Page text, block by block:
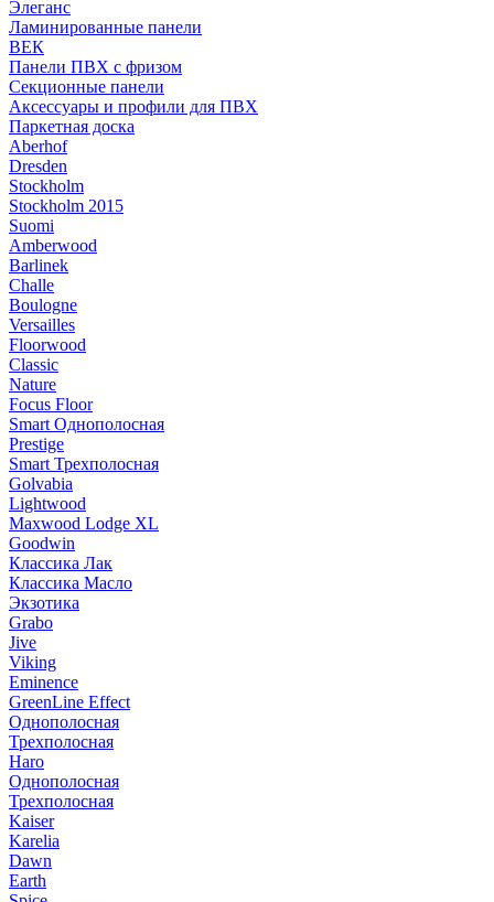
Элеганс
Ламинированные панели
ВЕК
Панели ПВХ с фризом
Секционные панели
Аксессуары и профили для ПВХ
Паркетная доска
Aberhof
Dresden
Stockholm
Stockholm 2015
Suomi
Amberwood
Barlinek
Challe
Boulogne
Versailles
Floorwood
Classic
Nature
Focus Floor
Smart Однополосная
Prestige
Smart Трехполосная
Golvabia
Lightwood
Maxwood Lodge XL
Goodwin
Классика Лак
Классика Масло
Экзотика
Grabo
Jive
Viking
Eminence
GreenLine Effect
Однополосная
Трехполосная
Haro
Однополосная
Трехполосная
Kaiser
Karelia
Dawn
Earth